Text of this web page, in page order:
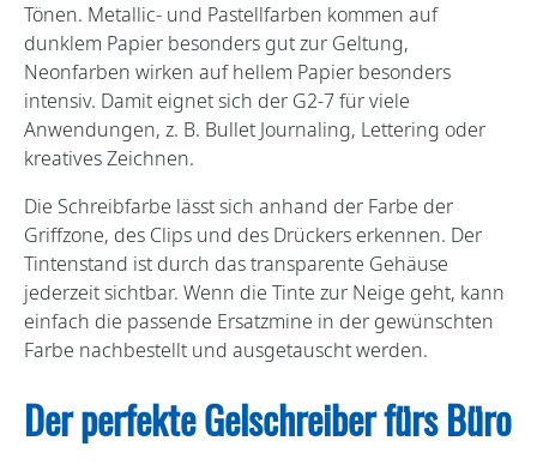
Tönen. Metallic- und Pastellfarben kommen auf
dunklem Papier besonders gut zur Geltung,
Neonfarben wirken auf hellem Papier besonders
intensiv. Damit eignet sich der G2-7 für viele
Anwendungen, z. B. Bullet Journaling, Lettering oder
kreatives Zeichnen.
Die Schreibfarbe lässt sich anhand der Farbe der
Griffzone, des Clips und des Drückers erkennen. Der
Tintenstand ist durch das transparente Gehäuse
jederzeit sichtbar. Wenn die Tinte zur Neige geht, kann
einfach die passende Ersatzmine in der gewünschten
Farbe nachbestellt und ausgetauscht werden.
Der perfekte Gelschreiber fürs Büro